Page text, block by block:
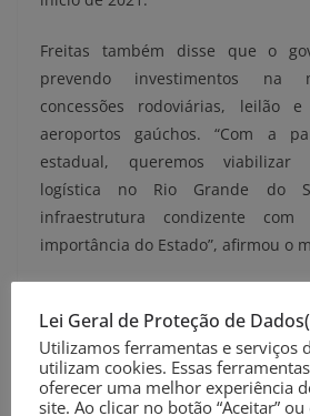
Freitas também disse que o
prevendo investimentos na
concessões rodoviárias, leilão
aeroportos gaúchos. “Com a
estadual, queremos viabilizar
logística no Rio Grande do
infraestrutura condizente
importância do Estado”, afirmou o
Foto: Felipe Dalla Valle/Palácio
Compartilhe nas suas Redes Sociais
Lei Geral de Proteção de
Utilizamos ferramentas e serviços
utilizam cookies. Essas
oferecer uma melhor experiência
site. Ao clicar no botão “Aceitar”